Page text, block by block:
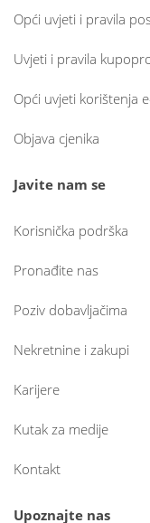
Opći uvjeti i pravila
Uvjeti i pravila
Opći uvjeti korištenja
Objava cjenika
Javite nam se
Korisnička podrška
Pronađite nas
Poziv dobavljačima
Nekretnine i zakupi
Karijere
Kutak za medije
Kontakt
Upoznajte nas